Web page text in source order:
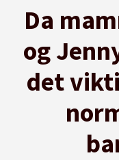
Da
og
det